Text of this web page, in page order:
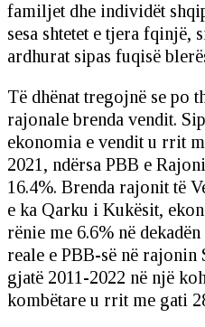
familjet dhe individët
sesa shtetet e tjera fqinjë,
ardhurat sipas fuqisë
Të dhënat tregojnë se po
rajonale brenda vendit.
ekonomia e vendit u rrit
2021, ndërsa PBB e
16.4%. Brenda rajonit të
e ka Qarku i Kukësit,
rënie me 6.6% në
reale e PBB-së në rajonin
gjatë 2011-2022 në një
kombëtare u rrit me gati